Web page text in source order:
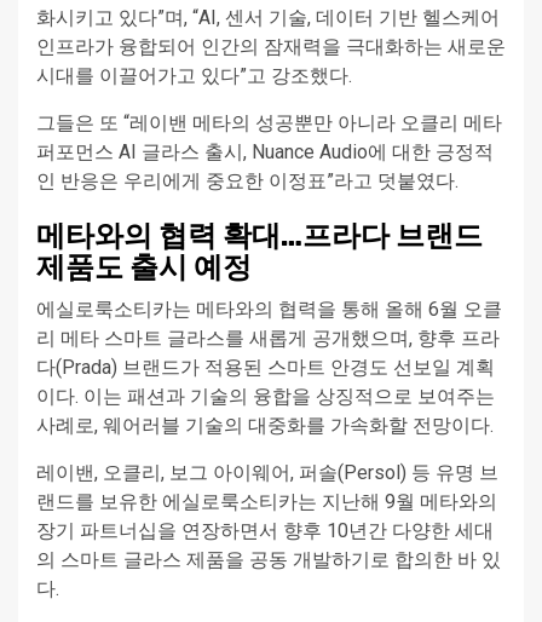
화시키고 있다”며, “AI, 센서 기술, 데이터 기반 헬스케어
인프라가 융합되어 인간의 잠재력을 극대화하는 새로운
시대를 이끌어가고 있다”고 강조했다.
그들은 또 “레이밴 메타의 성공뿐만 아니라 오클리 메타
퍼포먼스 AI 글라스 출시, Nuance Audio에 대한 긍정적
인 반응은 우리에게 중요한 이정표”라고 덧붙였다.
메타와의 협력 확대…프라다 브랜드
제품도 출시 예정
에실로룩소티카는 메타와의 협력을 통해 올해 6월 오클
리 메타 스마트 글라스를 새롭게 공개했으며, 향후 프라
다(Prada) 브랜드가 적용된 스마트 안경도 선보일 계획
이다. 이는 패션과 기술의 융합을 상징적으로 보여주는
사례로, 웨어러블 기술의 대중화를 가속화할 전망이다.
레이밴, 오클리, 보그 아이웨어, 퍼솔(Persol) 등 유명 브
랜드를 보유한 에실로룩소티카는 지난해 9월 메타와의
장기 파트너십을 연장하면서 향후 10년간 다양한 세대
의 스마트 글라스 제품을 공동 개발하기로 합의한 바 있
다.